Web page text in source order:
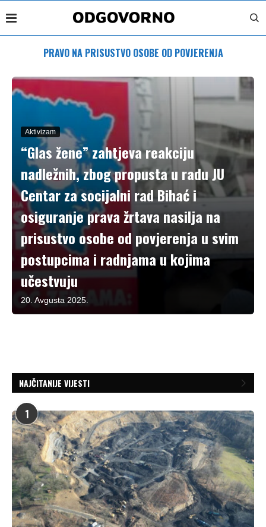
PRAVO NA PRISUSTVO OSOBE OD POVJERENJA
Aktivizam
“Glas žene” zahtjeva reakciju
nadležnih, zbog propusta u radu JU
Centar za socijalni rad Bihać i
osiguranje prava žrtava nasilja na
prisustvo osobe od povjerenja u svim
postupcima i radnjama u kojima
učestvuju
20. Avgusta 2025.
NAJČITANIJE VIJESTI
1